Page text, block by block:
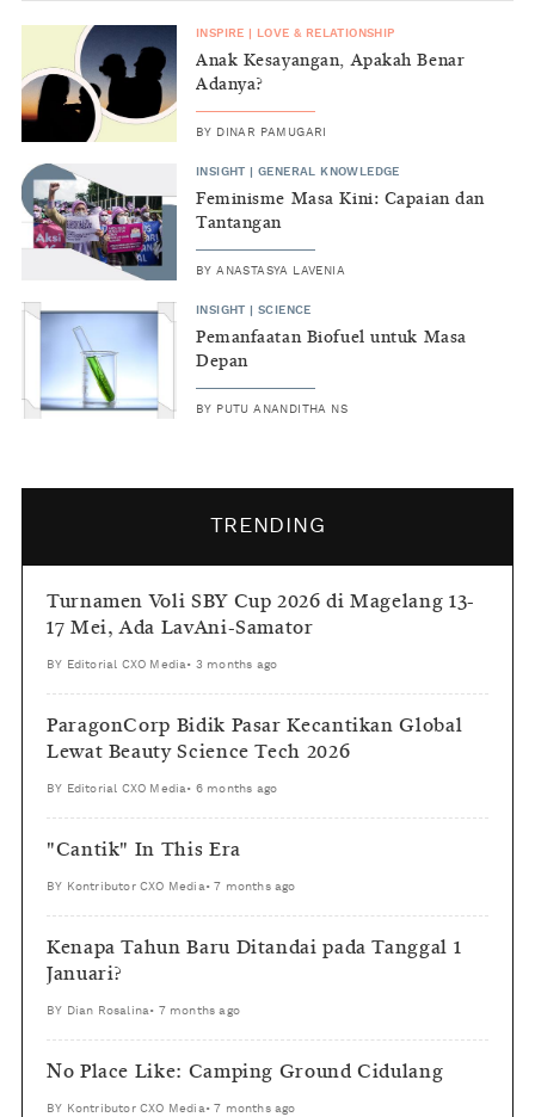
INSPIRE LOVE & RELATIONSHIP
Anak Kesayangan, Apakah Benar
Adanya?
BY DINAR PAMUGARI
INSIGHT |GENERAL KNOWLEDGE
Feminisme Masa Kini: Capaian dan
Tantangan
BYANASTASYA LAVENIA
INSIGHT |SCIENCE
Pemanfaatan Biofuel untuk Masa
Depan
BY PUTU ANANDITHA NS
TRENDING
Turnamen Voli SBY Cup 2026 di Magelang 13-
17 Mei, Ada LavAni-Samator
BY Editorial CXO Media• 3 months ago
ParagonCorp Bidik Pasar Kecantikan Global
Lewat Beauty Science Tech 2026
BY Editorial CXO Media• 6 months ago
"Cantik" In This Era
BY Kontributor CXO Media•7 months ago
Kenapa Tahun Baru Ditandai pada Tanggal 1
Januari?
BY Dian Rosalina• 7 months ago
No Place Like: Camping Ground Cidulang
BY Kontributor CXO Media•7 months ago